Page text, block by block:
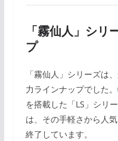
「霧仙人」シリ
プ
「霧仙人」シリーズは
力ラインナップでした
を搭載した「LS」シリ
は、その手軽さから人
終了しています。